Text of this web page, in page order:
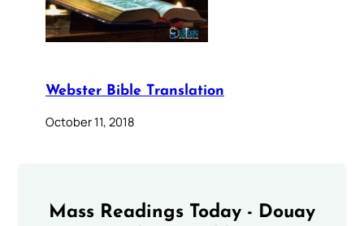
Webster Bible Translation
October 11, 2018
Mass Readings Today - Douay